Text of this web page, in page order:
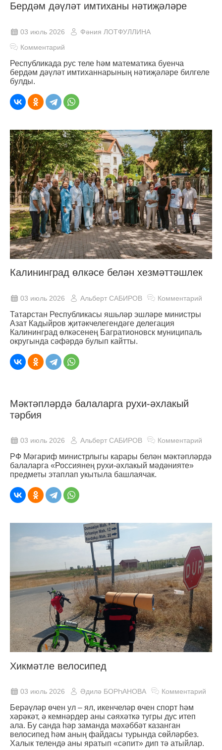
Бердәм дәүләт имтиханы нәтиҗәләре
03 июль 2026
Фәния ЛОТФУЛЛИНА
Комментарий
Республикада рус теле һәм математика буенча
бердәм дәүләт имтиханнарының нәтиҗәләре билгеле
булды.
Калининград өлкәсе белән хезмәттәшлек
03 июль 2026 Альберт САБИРОВ Комментарий
Татарстан Республикасы яшьләр эшләре министры
Азат Кадыйров җитәкчелегендәге делегация
Калининград өлкәсенең Багратионовск муниципаль
округында сәфәрдә булып кайтты.
Мәктәпләрдә балаларга рухи-әхлакый
тәрбия
03 июль 2026 Альберт САБИРОВ Комментарий
РФ Мәгариф министрлыгы карары белән мәктәпләрдә
балаларга «Россиянең рухи-әхлакый мәдәнияте»
предметы этаплап укытыла башлаячак.
Хикмәтле велосипед
03 июль 2026 Әдилә БОРҺАНОВА Комментарий
Берәүләр өчен ул – ял, икенчеләр өчен спорт һәм
хәрәкәт, ә кемнәрдер аны сәяхәткә тугры дус итеп
ала. Бу санда һәр заманда мәхәббәт казанган
велосипед һәм аның файдасы турында сөйләрбез.
Халык телендә аны яратып «сәпит» дип тә атыйлар.